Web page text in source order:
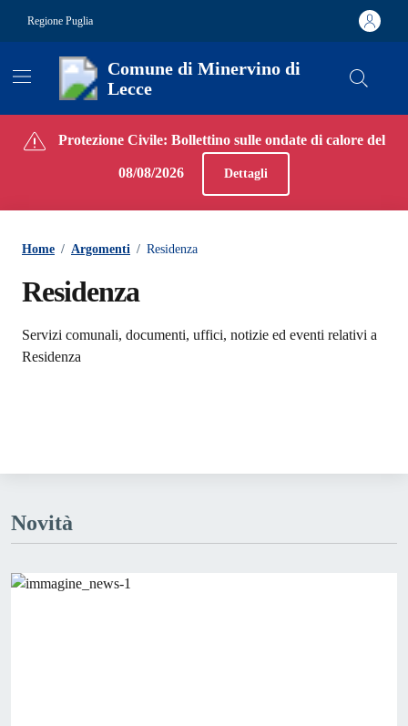
Regione Puglia
Comune di Minervino di
Lecce
Contenuti in evidenza
Protezione Civile: Bollettino sulle ondate di calore del
08/08/2026 Dettagli
Home / Argomenti / Residenza
Residenza
Dettagli dell'argomento
Servizi comunali, documenti, uffici, notizie ed eventi relativi a
Residenza
Novità